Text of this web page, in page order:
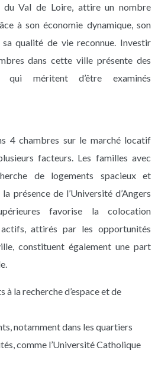
Val de Loire, attire un nombre
à son économie dynamique, son
qualité de vie reconnue. Investir
dans cette ville présente des
qui méritent d’être examinés
4 chambres sur le marché locatif
facteurs. Les familles avec
de logements spacieux et
présence de l’Université d’Angers
favorise la colocation
actifs, attirés par les opportunités
constituent également une part
à la recherche d’espace et de
notamment dans les quartiers
comme l’Université Catholique